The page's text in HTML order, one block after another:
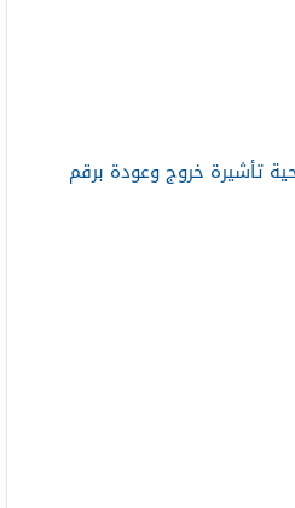
تأشيرة خروج وعودة برقم